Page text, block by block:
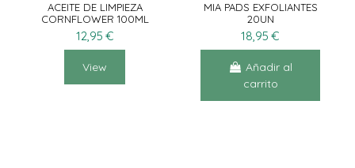
ACEITE DE LIMPIEZA
CORNFLOWER 100ML
12,95 €
View
MIA PADS EXFOLIANTES
20UN
18,95 €
Añadir al
carrito